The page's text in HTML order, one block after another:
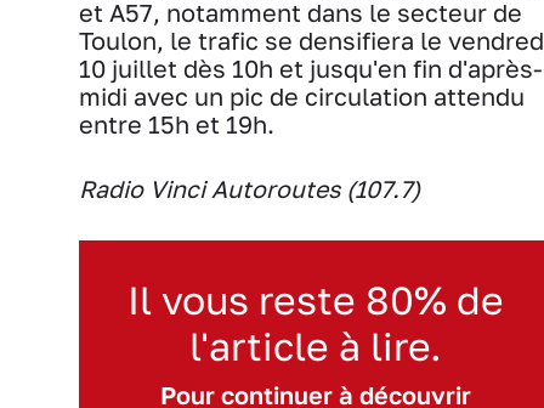
et A57, notamment dans le secteur de
Toulon, le trafic se densifiera le
10 juillet dès 10h et jusqu'en fin d'après-
midi avec un pic de circulation attendu
entre 15h et 19h.
Radio Vinci Autoroutes (107.7)
Il vous reste 80% de
l'article à lire.
Pour continuer à découvrir